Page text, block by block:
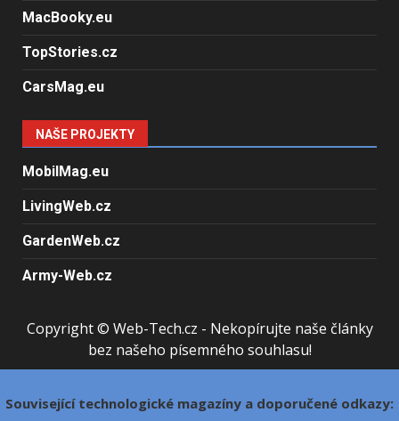
MacBooky.eu
TopStories.cz
CarsMag.eu
NAŠE PROJEKTY
MobilMag.eu
LivingWeb.cz
GardenWeb.cz
Army-Web.cz
Copyright © Web-Tech.cz - Nekopírujte naše články
bez našeho písemného souhlasu!
Související technologické magazíny a doporučené odkazy: